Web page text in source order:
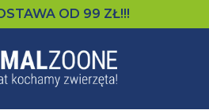
OD 99 ZŁ!!!